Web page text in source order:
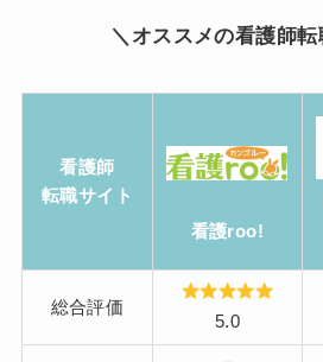
＼オススメの看護師転
看護師
転職サイト
看護roo!
総合評価
5.0